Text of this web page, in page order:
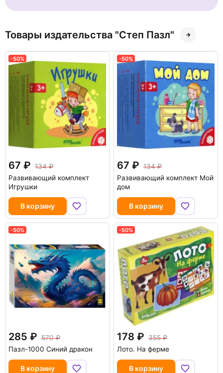
Товары издательства "Степ Пазл"
-50%
67
134
Развивающий комплект
Игрушки
В корзину
-50%
67
134
Развивающий комплект Мой
дом
В корзину
-50%
285
570
Пазл-1000 Синий дракон
В корзину
-50%
178
355
Лото. На ферме
В корзину